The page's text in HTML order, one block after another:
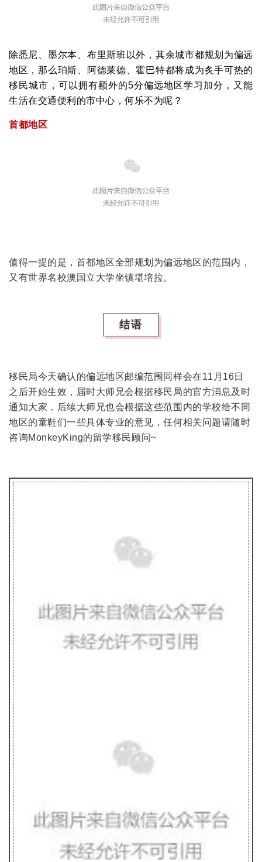
除悉尼、墨尔本、布里斯班以外，其余城市都规划为偏远
地区，那么珀斯、阿德莱德、霍巴特都将成为炙手可热的
移民城市，可以拥有额外的5分偏远地区学习加分，又能
生活在交通便利的市中心，何乐不为呢？
首都地区
值得一提的是，首都地区全部规划为偏远地区的范围内，
又有世界名校澳国立大学坐镇堪培拉。
结语
移民局今天确认的偏远地区邮编范围同样会在11月16日
之后开始生效，届时大师兄会根据移民局的官方消息及时
通知大家，后续大师兄也会根据这些范围内的学校给不同
地区的童鞋们一些具体专业的意见，任何相关问题请随时
咨询MonkeyKing的留学移民顾问~